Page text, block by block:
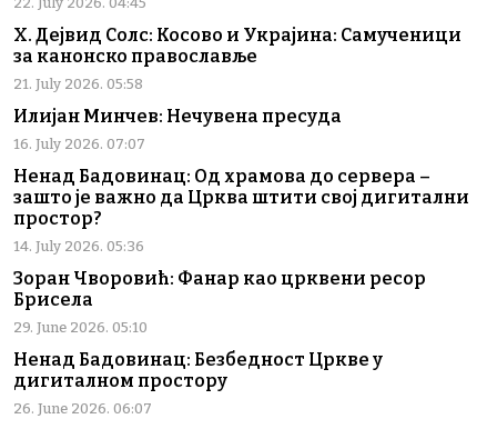
Х. Дејвид Солс: Косово и Украјина: Самученици
за канонско православље
21. July 2026. 05:58
Илијан Минчев: Нечувена пресуда
16. July 2026. 07:07
Ненад Бадовинац: Од храмова до сервера –
зашто је важно да Црква штити свој дигитални
простор?
14. July 2026. 05:36
Зоран Чворовић: Фанар као црквени ресор
Брисела
29. June 2026. 05:10
Ненад Бадовинац: Безбедност Цркве у
дигиталном простору
26. June 2026. 06:07